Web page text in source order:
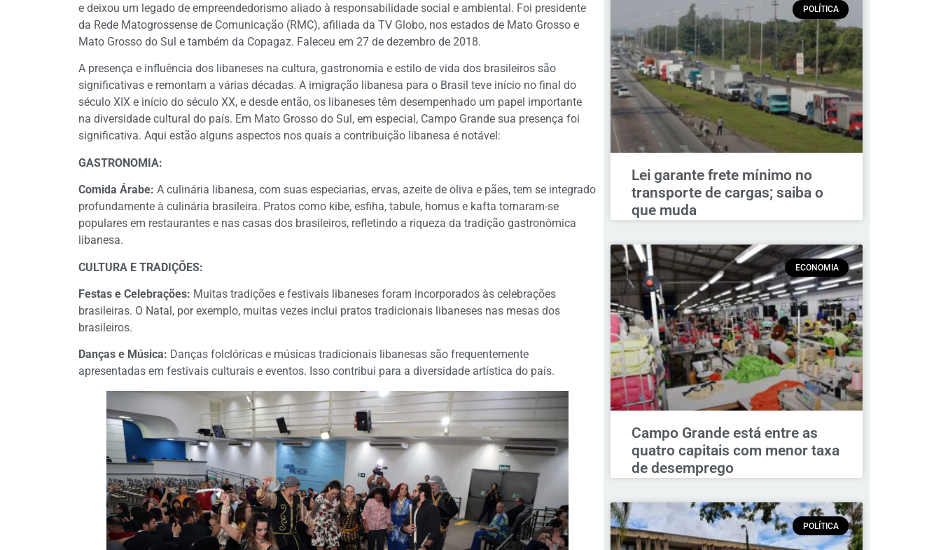
e deixou um legado de empreendedorismo aliado à responsabilidade social e ambiental. Foi presidente
da Rede Matogrossense de Comunicação (RMC), afiliada da TV Globo, nos estados de Mato Grosso e
Mato Grosso do Sul e também da Copagaz. Faleceu em 27 de dezembro de 2018.
A presença e influência dos libaneses na cultura, gastronomia e estilo de vida dos brasileiros são
significativas e remontam a várias décadas. A imigração libanesa para o Brasil teve início no final do
século XIX e início do século XX, e desde então, os libaneses têm desempenhado um papel importante
na diversidade cultural do país. Em Mato Grosso do Sul, em especial, Campo Grande sua presença foi
significativa. Aqui estão alguns aspectos nos quais a contribuição libanesa é notável:
GASTRONOMIA:
Comida Árabe: A culinária libanesa, com suas especiarias, ervas, azeite de oliva e pães, tem se integrado
profundamente à culinária brasileira. Pratos como kibe, esfiha, tabule, homus e kafta tornaram-se
populares em restaurantes e nas casas dos brasileiros, refletindo a riqueza da tradição gastronômica
libanesa.
CULTURA E TRADIÇÕES:
Festas e Celebrações: Muitas tradições e festivais libaneses foram incorporados às celebrações
brasileiras. O Natal, por exemplo, muitas vezes inclui pratos tradicionais libaneses nas mesas dos
brasileiros.
Danças e Música: Danças folclóricas e músicas tradicionais libanesas são frequentemente
apresentadas em festivais culturais e eventos. Isso contribui para a diversidade artística do país.
POLÍTICA
Lei garante frete mínimo no
transporte de cargas; saiba o
que muda
ECONOMIA
Campo Grande está entre as
quatro capitais com menor taxa
de desemprego
POLÍTICA